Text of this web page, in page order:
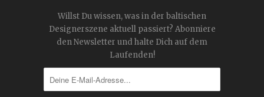
Willst Du wissen, was in der baltischen
Designerszene aktuell passiert? Abonniere
den Newsletter und halte Dich auf dem
Laufenden!